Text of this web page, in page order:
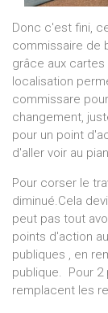
Donc c'est fini,
commissaire de
grâce aux
localisation
commissare
changement,
pour un point
d'aller voir au
Pour corser le
diminué.Cela
peut pas tout
points d'action
publiques , en
publique. Pour 2
remplacent les